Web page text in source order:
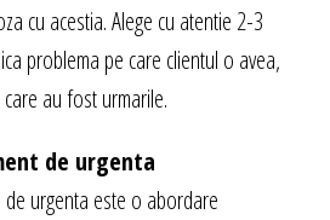
cu acestia. Alege cu atentie 2-3
problema pe care clientul o avea,
au fost urmarile.
de urgenta
urgenta este o abordare